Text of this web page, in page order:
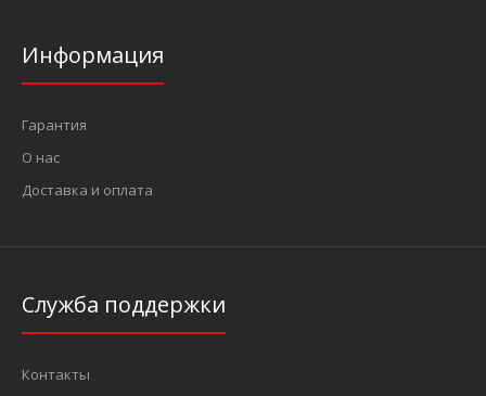
Информация
Гарантия
О нас
Доставка и оплата
Служба поддержки
Контакты